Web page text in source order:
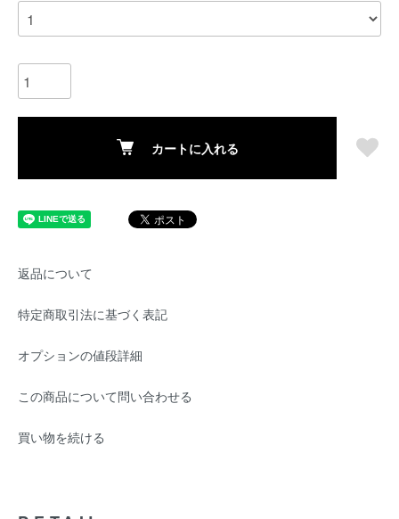
カートに入れる
返品について
特定商取引法に基づく表記
オプションの値段詳細
この商品について問い合わせる
買い物を続ける